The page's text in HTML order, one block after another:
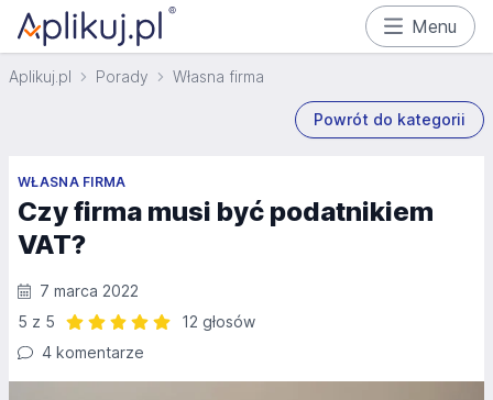
Menu
Aplikuj.pl Porady Własna firma
Powrót do kategorii
WŁASNA FIRMA
Czy firma musi być podatnikiem
VAT?
7 marca 2022
5 z 5
12 głosów
4 komentarze